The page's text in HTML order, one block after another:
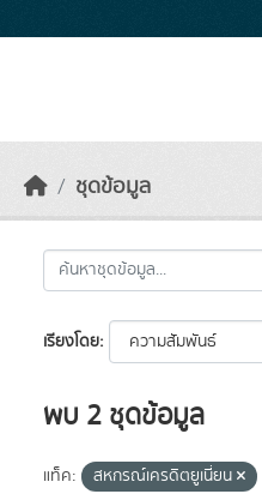
ชุดข้อมูล
เรียงโดย
พบ 2 ชุดข้อมูล
แท็ค:
สหกรณ์เครดิตยูเนี่ยน